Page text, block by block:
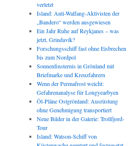
verletzt
Island: Anti-Walfang-Aktivisten der
„Bandero“ werden ausgewiesen
Ein Jahr Ruhe auf Reykjanes – was
jetzt, Grindavík?
Forschungsschiff fast ohne Eisbrechen
bis zum Nordpol
Sonnenfinsternis in Grönland mit
Briefmarke und Kreuzfahrern
Wenn der Permafrost weicht:
Gefahrenanalyse für Longyearbyen
Öl-Pläne Ostgrönland: Ausrüstung
ohne Genehmigung transportiert
Neue Bilder in der Galerie: Trollfjord-
Tour
Island: Watson-Schiff von